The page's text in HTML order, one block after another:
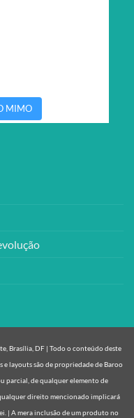
MIMO
Brasília, DF | Todo o conteúdo deste
layouts são de propriedade de Baroo
parcial, de qualquer elemento de
direito mencionado implicará
| A mera inclusão de um produto no